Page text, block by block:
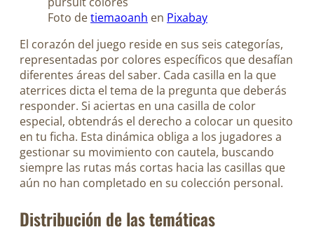
Foto detiemaoanh en Pixabay
El corazón del juego reside en sus seis categorías,
representadas por colores específicos que desafían
diferentes áreas del saber. Cada casilla en la que
aterrices dicta el tema de la pregunta que deberás
responder. Si aciertas en una casilla de color
especial, obtendrás el derecho a colocar un quesito
en tu ficha. Esta dinámica obliga a los jugadores a
gestionar su movimiento con cautela, buscando
siempre las rutas más cortas hacia las casillas que
aún no han completado en su colección personal.
Distribución de las temáticas